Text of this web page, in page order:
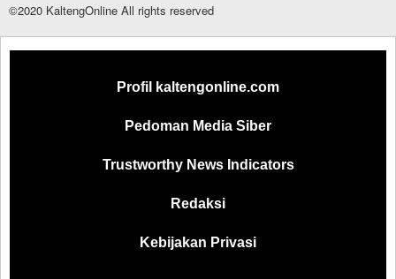
©2020 KaltengOnline All rights reserved
Profil kaltengonline.com
Pedoman Media Siber
Trustworthy News Indicators
Redaksi
Kebijakan Privasi